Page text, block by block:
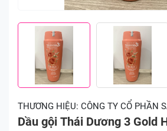
THƯƠNG HIỆU: CÔNG TY CỔ PHẦN
Dầu gội Thái Dương 3 Gold